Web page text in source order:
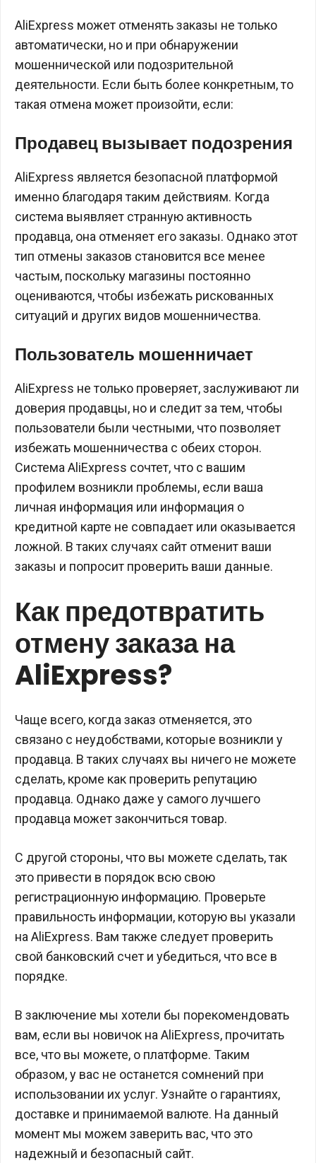
AliExpress может отменять заказы не только
автоматически, но и при обнаружении
мошеннической или подозрительной
деятельности. Если быть более конкретным, то
такая отмена может произойти, если:
Продавец вызывает подозрения
AliExpress является безопасной платформой
именно благодаря таким действиям. Когда
система выявляет странную активность
продавца, она отменяет его заказы. Однако этот
тип отмены заказов становится все менее
частым, поскольку магазины постоянно
оцениваются, чтобы избежать рискованных
ситуаций и других видов мошенничества.
Пользователь мошенничает
AliExpress не только проверяет, заслуживают ли
доверия продавцы, но и следит за тем, чтобы
пользователи были честными, что позволяет
избежать мошенничества с обеих сторон.
Система AliExpress сочтет, что с вашим
профилем возникли проблемы, если ваша
личная информация или информация о
кредитной карте не совпадает или оказывается
ложной. В таких случаях сайт отменит ваши
заказы и попросит проверить ваши данные.
Как предотвратить
отмену заказа на
AliExpress?
Чаще всего, когда заказ отменяется, это
связано с неудобствами, которые возникли у
продавца. В таких случаях вы ничего не можете
сделать, кроме как проверить репутацию
продавца. Однако даже у самого лучшего
продавца может закончиться товар.
С другой стороны, что вы можете сделать, так
это привести в порядок всю свою
регистрационную информацию. Проверьте
правильность информации, которую вы указали
на AliExpress. Вам также следует проверить
свой банковский счет и убедиться, что все в
порядке.
В заключение мы хотели бы порекомендовать
вам, если вы новичок на AliExpress, прочитать
все, что вы можете, о платформе. Таким
образом, у вас не останется сомнений при
использовании их услуг. Узнайте о гарантиях,
доставке и принимаемой валюте. На данный
момент мы можем заверить вас, что это
надежный и безопасный сайт.